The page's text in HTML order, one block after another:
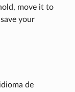
move it to
your
de